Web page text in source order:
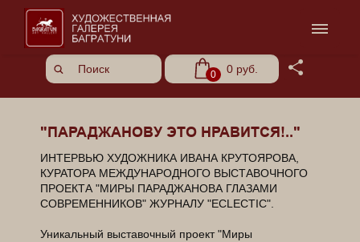
0 0 руб.
"ПАРАДЖАНОВУ ЭТО НРАВИТСЯ!.."
ИНТЕРВЬЮ ХУДОЖНИКА ИВАНА КРУТОЯРОВА,
КУРАТОРА МЕЖДУНАРОДНОГО ВЫСТАВОЧНОГО
ПРОЕКТА "МИРЫ ПАРАДЖАНОВА ГЛАЗАМИ
СОВРЕМЕННИКОВ" ЖУРНАЛУ "ECLECTIC".
Уникальный выставочный проект "Миры